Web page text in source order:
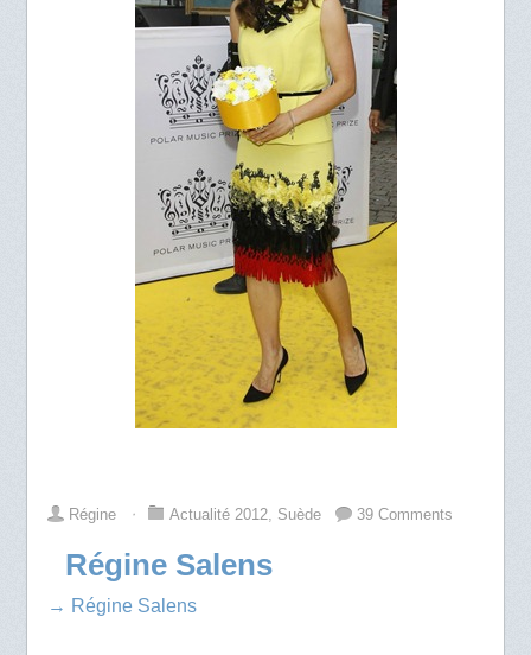
Régine ⋅ Actualité 2012, Suède 39 Comments
Régine Salens
→ Régine Salens